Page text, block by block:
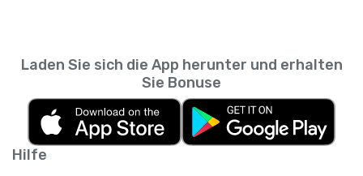
Hilfe
Laden Sie sich die App herunter und erhalten
Sie Bonuse